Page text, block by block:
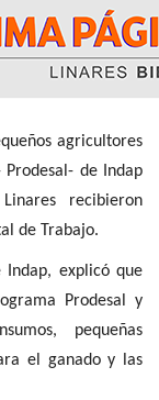
de Indap
recibieron
de Trabajo.
Indap, explicó que
Prodesal y
pequeñas
el ganado y las